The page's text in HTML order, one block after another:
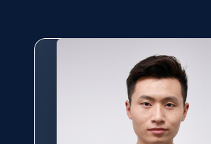
Rating, Reviews count, Initial price,
176+